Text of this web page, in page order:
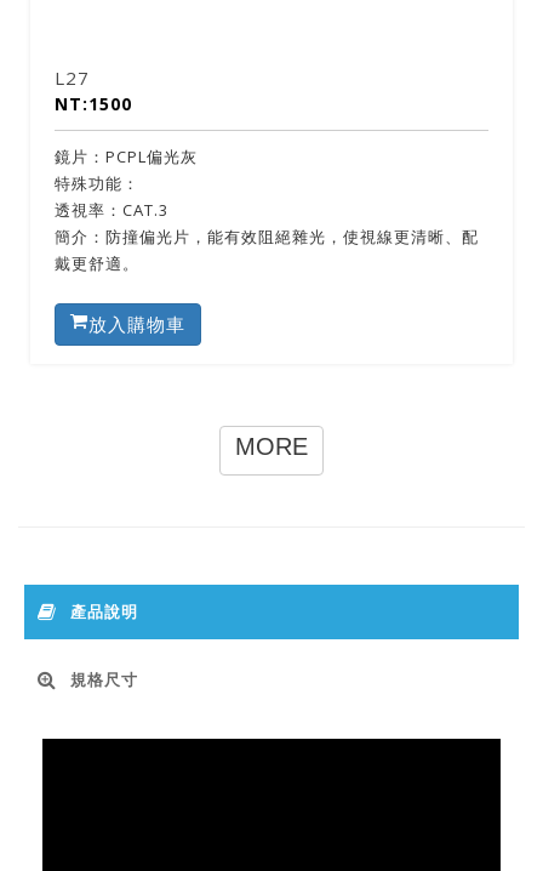
L27
NT:1500
鏡片：PCPL偏光灰
特殊功能：
透視率：CAT.3
簡介：防撞偏光片，能有效阻絕雜光，使視線更清晰、配
戴更舒適。
放入購物車
MORE
產品說明
規格尺寸